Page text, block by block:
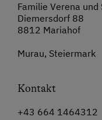
Familie Verena
Diemersdorf 88
8812 Mariahof
Murau, Steiermark
Kontakt
+43 664 1464312